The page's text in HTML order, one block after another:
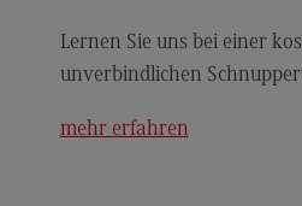
Digitalisierung in der
Modulangebot
Lernen Sie uns bei einer
unverbindlichen
mehr erfahren